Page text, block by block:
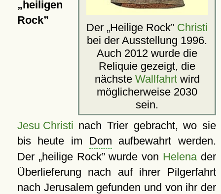
Der Heilige Rock Christi
bei der Ausstellung 1996.
Auch 2012 wurde die
Reliquie gezeigt, die
nächste Wallfahrtwird
möglicherweise 2030
sein.
heiligen
Rock
Jesu Christi nach Trier gebracht, wo sie
bis heute im Dom aufbewahrt werden.
Der heilige Rock wurde von Helena der
Überlieferung nach auf ihrer Pilgerfahrt
nach Jerusalem gefunden und von ihr der